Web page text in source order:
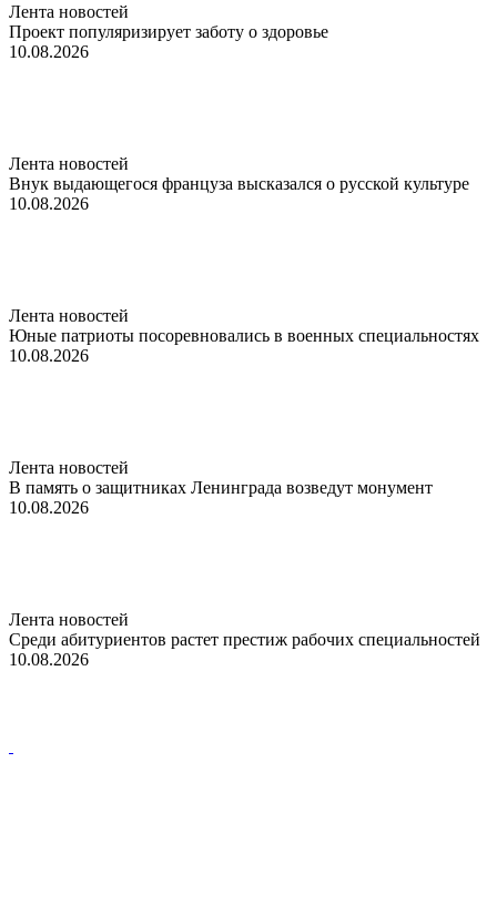
Лента новостей
Проект популяризирует заботу о здоровье
10.08.2026
Лента новостей
Внук выдающегося француза высказался о русской культуре
10.08.2026
Лента новостей
Юные патриоты посоревновались в военных специальностях
10.08.2026
Лента новостей
В память о защитниках Ленинграда возведут монумент
10.08.2026
Лента новостей
Среди абитуриентов растет престиж рабочих специальностей
10.08.2026